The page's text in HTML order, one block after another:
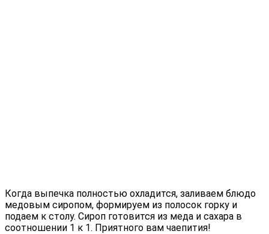
Когда выпечка полностью охладится, заливаем блюдо
медовым сиропом, формируем из полосок горку и
подаем к столу. Сироп готовится из меда и сахара в
соотношении 1 к 1. Приятного вам чаепития!